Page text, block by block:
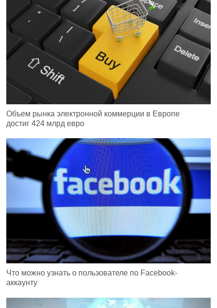
Объем рынка электронной коммерции в Европе
достиг 424 млрд евро
Что можно узнать о пользователе по Facebook-
аккаунту